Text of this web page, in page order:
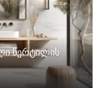
წერტილის